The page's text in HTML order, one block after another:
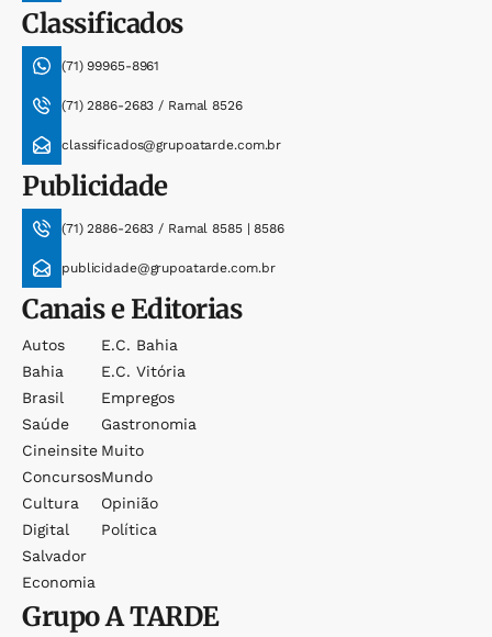
Classificados
(71) 99965-8961
(71) 2886-2683 / Ramal 8526
classificados@grupoatarde.com.br
Publicidade
(71) 2886-2683 / Ramal 8585 | 8586
publicidade@grupoatarde.com.br
Canais e Editorias
Autos
Bahia
Brasil
Saúde
Cineinsite
Concursos
Cultura
Digital
Salvador
Economia
E.c. Bahia
E.c. Vitória
Empregos
Gastronomia
Muito
Mundo
Opinião
Política
GrupoA TARDE